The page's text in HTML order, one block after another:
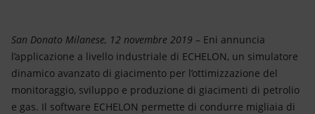
San Donato Milanese, 12 novembre 2019 – Eni annuncia
l’applicazione a livello industriale di ECHELON, un simulatore
dinamico avanzato di giacimento per l’ottimizzazione del
monitoraggio, sviluppo e produzione di giacimenti di petrolio
e gas. Il software ECHELON permette di condurre migliaia di